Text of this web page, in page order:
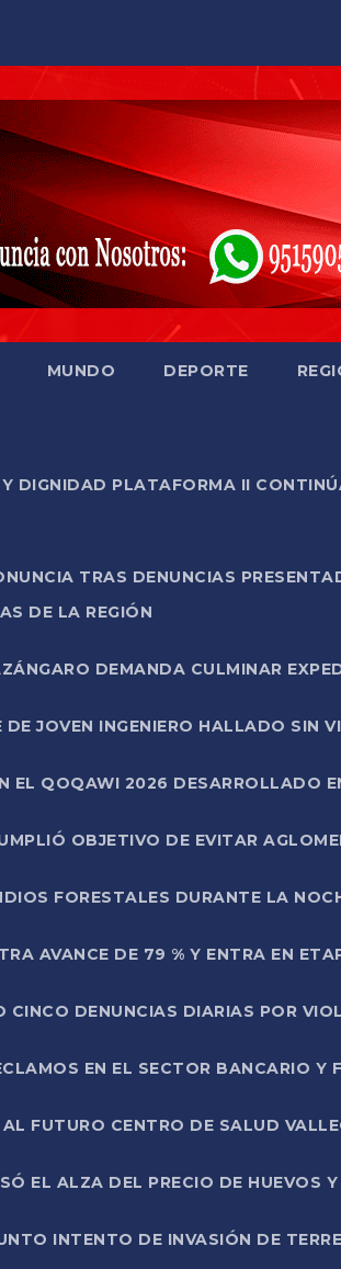
MUNDO DEPORTE
DIGNIDAD PLATAFORMA II
TRAS DENUNCIAS
DE LA REGIÓN
DEMANDA CULMINAR
JOVEN INGENIERO HALLADO SIN
EL QOQAWI 2026 DESARROLLADO
OBJETIVO DE EVITAR
FORESTALES DURANTE LA
AVANCE DE 79 % Y ENTRA EN
CINCO DENUNCIAS DIARIAS POR
EN EL SECTOR BANCARIO Y
FUTURO CENTRO DE SALUD
EL ALZA DEL PRECIO DE HUEVOS
INTENTO DE INVASIÓN DE